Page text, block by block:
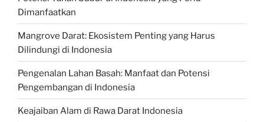
Dimanfaatkan
Mangrove Darat: Ekosistem Penting yang Harus
Dilindungi di Indonesia
Pengenalan Lahan Basah: Manfaat dan Potensi
Pengembangan di Indonesia
Keajaiban Alam di Rawa Darat Indonesia